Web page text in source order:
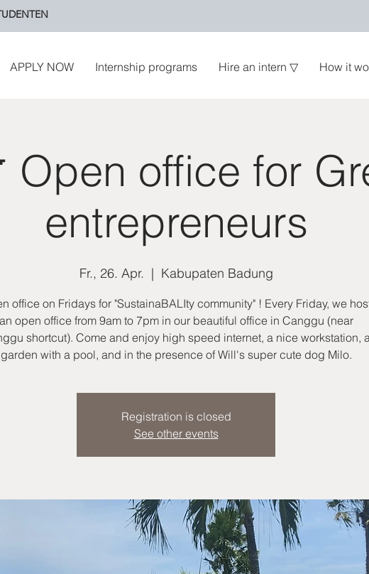
APPLY NOW Internship programs Hire an intern ▽ How it
Open office for
entrepreneurs
Fr., 26. Apr.
  |
Kabupaten Badung
office on Fridays for "SustainaBALIty community" ! Every Friday, we
an open office from 9am to 7pm in our beautiful office in Canggu (near
shortcut). Come and enjoy high speed internet, a nice workstation, a
garden with a pool, and in the presence of Will's super cute dog Milo.
Registration is closed
See other events